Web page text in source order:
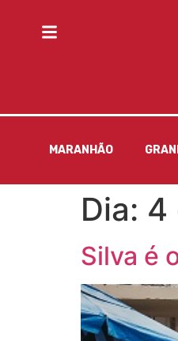
MARANHÃO
Dia: 4
Silva é